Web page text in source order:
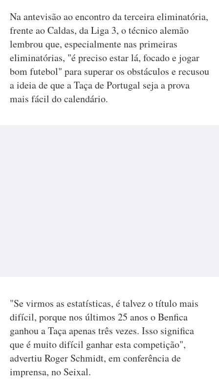
Na antevisão ao encontro da terceira eliminatória,
frente ao Caldas, da Liga 3, o técnico alemão
lembrou que, especialmente nas primeiras
eliminatórias, "é preciso estar lá, focado e jogar
bom futebol" para superar os obstáculos e recusou
a ideia de que a Taça de Portugal seja a prova
mais fácil do calendário.
"Se virmos as estatísticas, é talvez o título mais
difícil, porque nos últimos 25 anos o Benfica
ganhou a Taça apenas três vezes. Isso significa
que é muito difícil ganhar esta competição",
advertiu Roger Schmidt, em conferência de
imprensa, no Seixal.